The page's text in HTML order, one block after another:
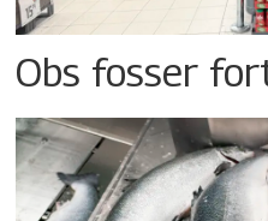
Obs fosser